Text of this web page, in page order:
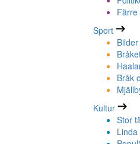
Färre
Sport
Bråk
Kultur
Stor